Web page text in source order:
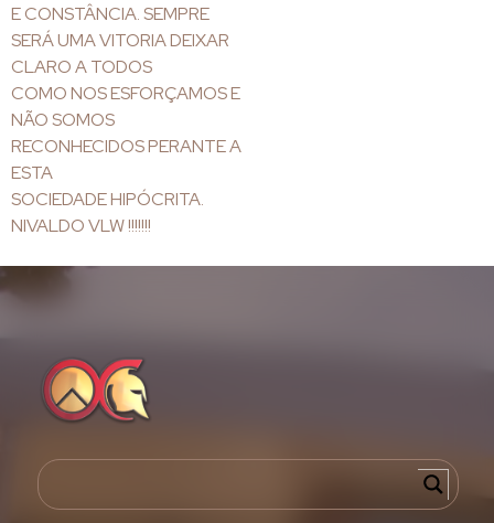
E CONSTÂNCIA. SEMPRE
SERÁ UMA VITORIA DEIXAR
CLARO A TODOS
COMO NOS ESFORÇAMOS E
NÃO SOMOS
RECONHECIDOS PERANTE A
ESTA
SOCIEDADE HIPÓCRITA.
NIVALDO VLW !!!!!!!